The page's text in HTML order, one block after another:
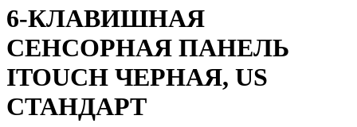
6-КЛАВИШНАЯ
СЕНСОРНАЯ ПАНЕЛЬ
ITOUCH ЧЕРНАЯ, US
СТАНДАРТ